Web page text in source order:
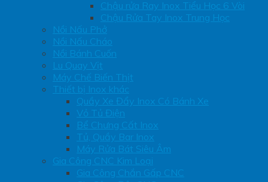
Chậu rửa Ray Inox Tiểu Học 6 Vòi
Chậu Rửa Tay Inox Trung Học
Nồi Nấu Phở
Nồi Nấu Cháo
Nồi Bánh Cuốn
Lu Quay Vịt
Máy Chế Biến Thịt
Thiết bị Inox khác
Quầy Xe Đẩy Inox Có Bánh Xe
Vỏ Tủ Điện
Bể Chưng Cất Inox
Tủ, Quầy Bar Inox
Máy Rửa Bát Siêu Âm
Gia Công CNC Kim Loại
Gia Công Chắn Gấp CNC